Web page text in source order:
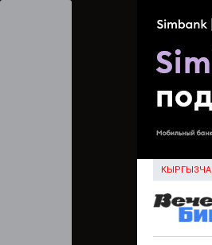
КЫРГЫЗЧА